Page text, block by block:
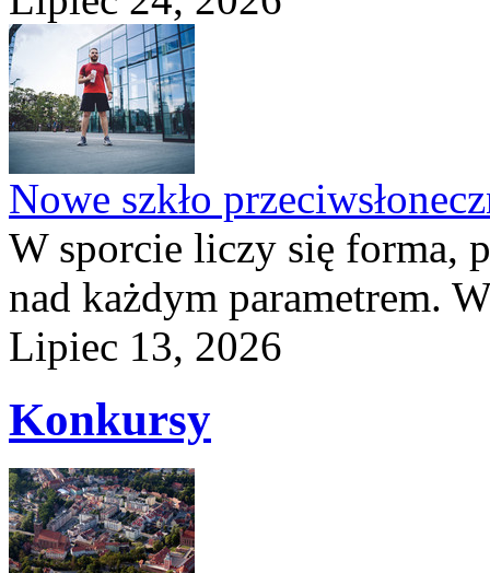
Nowe szkło
W sporcie liczy się forma,
nad każdym parametrem.
Lipiec 13, 2026
Konkursy